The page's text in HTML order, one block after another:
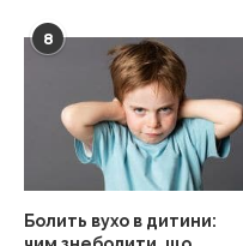
8
Болить вухо в дитини: